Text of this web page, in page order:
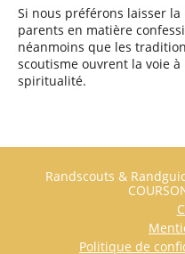
Si nous préférons laisser
parents en matière
néanmoins que les
scoutisme ouvrent la voie à
spiritualité.
FooterRandscouts &
Politique de